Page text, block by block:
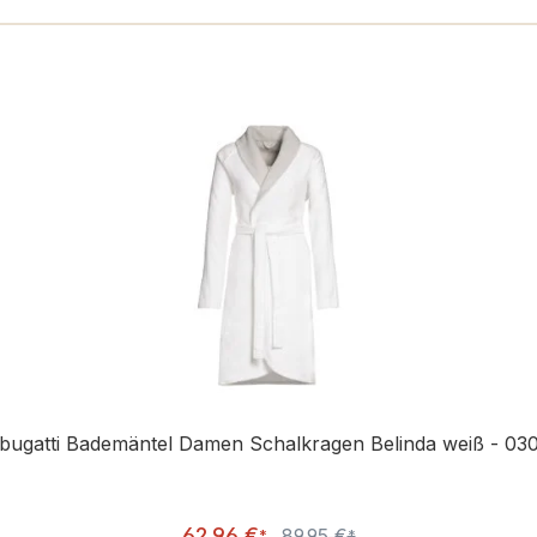
bugatti Bademäntel Damen Schalkragen Belinda weiß -